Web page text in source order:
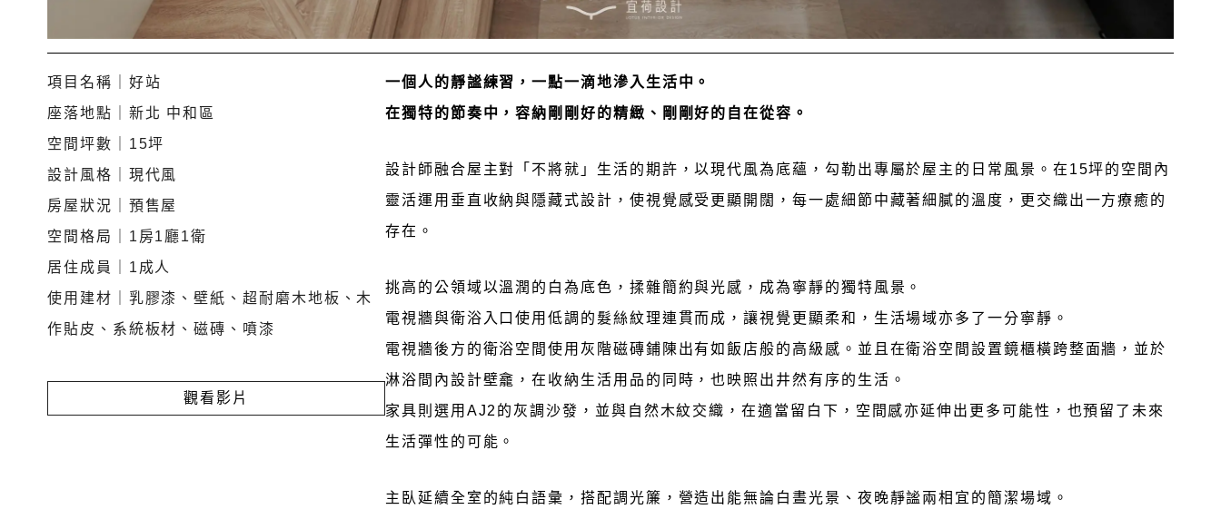
項目名稱｜好站
座落地點｜新北 中和區
空間坪數｜15坪
設計風格｜現代風
房屋狀況｜預售屋
空間格局｜1房1廳1衛
居住成員｜1成人
使用建材｜乳膠漆、壁紙、超耐磨木地板、木
作貼皮、系統板材、磁磚、噴漆
觀看影片
一個人的靜謐練習，一點一滴地滲入生活中。
在獨特的節奏中，容納剛剛好的精緻、剛剛好的自在從容。
設計師融合屋主對「不將就」生活的期許，以現代風為底蘊，勾勒出專屬於屋主的日常風景。在15坪的空間內
靈活運用垂直收納與隱藏式設計，使視覺感受更顯開闊，每一處細節中藏著細膩的溫度，更交織出一方療癒的
存在。
挑高的公領域以溫潤的白為底色，揉雜簡約與光感，成為寧靜的獨特風景。
電視牆與衛浴入口使用低調的髮絲紋理連貫而成，讓視覺更顯柔和，生活場域亦多了一分寧靜。
電視牆後方的衛浴空間使用灰階磁磚鋪陳出有如飯店般的高級感。並且在衛浴空間設置鏡櫃橫跨整面牆，並於
淋浴間內設計壁龕，在收納生活用品的同時，也映照出井然有序的生活。
家具則選用AJ2的灰調沙發，並與自然木紋交織，在適當留白下，空間感亦延伸出更多可能性，也預留了未來
生活彈性的可能。
主臥延續全室的純白語彙，搭配調光簾，營造出能無論白晝光景、夜晚靜謐兩相宜的簡潔場域。